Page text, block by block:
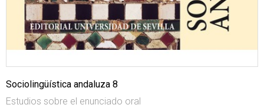
Sociolingüística andaluza 8
Estudios sobre el enunciado oral